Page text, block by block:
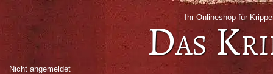
Ihr Onlineshop für
Das
Nicht angemeldet